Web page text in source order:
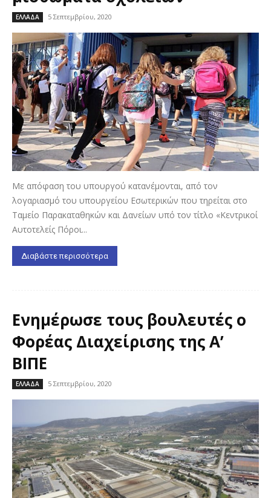
ΕΛΛΑΔΑ 5 Σεπτεμβρίου, 2020
Με απόφαση του υπουργού κατανέμονται, από τον
λογαριασμό του υπουργείου Εσωτερικών που τηρείται στο
Ταμείο Παρακαταθηκών και Δανείων υπό τον τίτλο «Κεντρικοί
Αυτοτελείς Πόροι...
Διαβάστε περισσότερα
Ενημέρωσε τους βουλευτές ο
Φορέας Διαχείρισης της Α’
ΒΙΠΕ
ΕΛΛΑΔΑ 5 Σεπτεμβρίου, 2020